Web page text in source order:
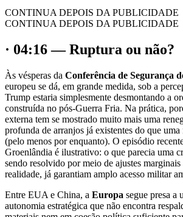
CONTINUA DEPOIS DA PUBLICIDADE
CONTINUA DEPOIS DA PUBLICIDADE
· 04:16 — Ruptura ou não?
Às vésperas da Conferência de Segurança
europeu se dá, em grande medida, sob a
Trump estaria simplesmente desmontando a
construída no pós-Guerra Fria. Na prática,
externa tem se mostrado muito mais uma
profunda de arranjos já existentes do que uma
(pelo menos por enquanto). O episódio
Groenlândia é ilustrativo: o que parecia uma
sendo resolvido por meio de ajustes marginais
realidade, já garantiam amplo acesso militar
Entre EUA e China, a Europa segue presa a
autonomia estratégica que não encontra